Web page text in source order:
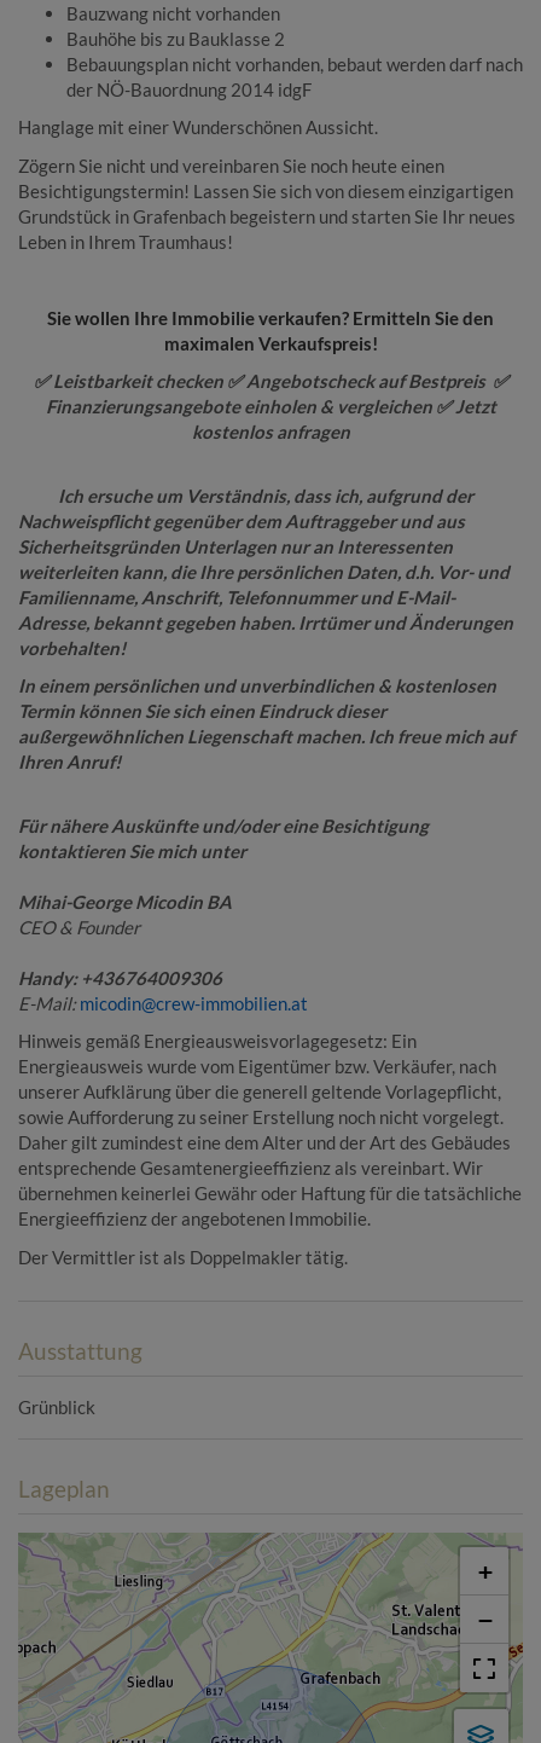
Bauzwang nicht vorhanden
Bauhöhe bis zu Bauklasse 2
Bebauungsplan nicht vorhanden, bebaut werden darf nach
der NÖ-Bauordnung 2014 idgF
Hanglage mit einer Wunderschönen Aussicht.
Zögern Sie nicht und vereinbaren Sie noch heute einen
Besichtigungstermin! Lassen Sie sich von diesem einzigartigen
Grundstück in Grafenbach begeistern und starten Sie Ihr neues
Leben in Ihrem Traumhaus!
Sie wollen Ihre Immobilie verkaufen? Ermitteln Sie den
maximalen Verkaufspreis!
✅Leistbarkeit checken ✅Angebotscheck auf Bestpreis ✅
Finanzierungsangebote einholen & vergleichen ✅Jetzt
kostenlos anfragen
Ich ersuche um Verständnis, dass ich, aufgrund der
Nachweispflicht gegenüber dem Auftraggeber und aus
Sicherheitsgründen Unterlagen nur an Interessenten
weiterleiten kann, die Ihre persönlichen Daten, d.h. Vor- und
Familienname, Anschrift, Telefonnummer und E-Mail-
Adresse, bekannt gegeben haben. Irrtümer und Änderungen
vorbehalten!
In einem persönlichen und unverbindlichen & kostenlosen
Termin können Sie sich einen Eindruck dieser
außergewöhnlichen Liegenschaft machen. Ich freue mich auf
Ihren Anruf!
Für nähere Auskünfte und/oder eine Besichtigung
kontaktieren Sie mich unter
Mihai-George Micodin BA
CEO & Founder
Handy: +436764009306
E-Mail:micodin@crew-immobilien.at
Hinweis gemäß Energieausweisvorlagegesetz: Ein
Energieausweis wurde vom Eigentümer bzw. Verkäufer, nach
unserer Aufklärung über die generell geltende Vorlagepflicht,
sowie Aufforderung zu seiner Erstellung noch nicht vorgelegt.
Daher gilt zumindest eine dem Alter und der Art des Gebäudes
entsprechende Gesamtenergieeffizienz als vereinbart. Wir
übernehmen keinerlei Gewähr oder Haftung für die tatsächliche
Energieeffizienz der angebotenen Immobilie.
Der Vermittler ist als Doppelmakler tätig.
Ausstattung
Grünblick
Lageplan
+
−